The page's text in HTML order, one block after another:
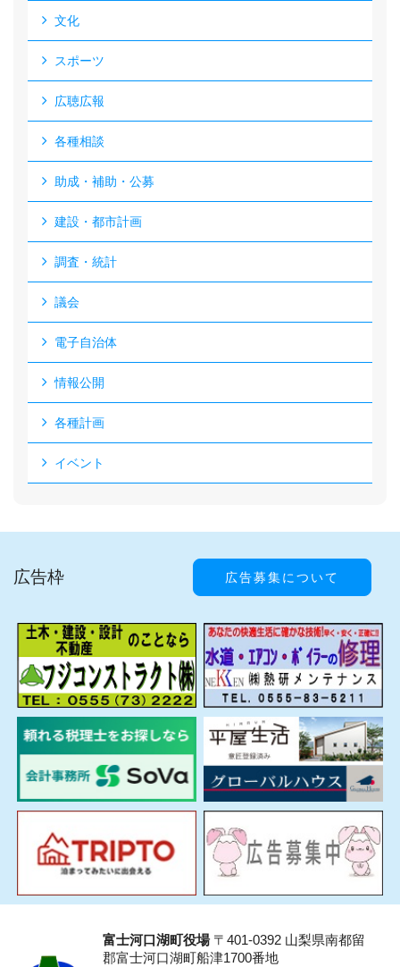
文化
スポーツ
広聴広報
各種相談
助成・補助・公募
建設・都市計画
調査・統計
議会
電子自治体
情報公開
各種計画
イベント
広告枠 広告募集について
富士河口湖町役場〒401-0392 山梨県南都留
郡富士河口湖町船津1700番地